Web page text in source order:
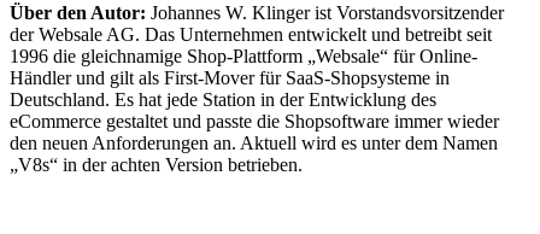
Über den Autor: Johannes W. Klinger ist Vorstandsvorsitzender
der Websale AG. Das Unternehmen entwickelt und betreibt seit
1996 die gleichnamige Shop-Plattform „Websale“ für Online-
Händler und gilt als First-Mover für SaaS-Shopsysteme in
Deutschland. Es hat jede Station in der Entwicklung des
eCommerce gestaltet und passte die Shopsoftware immer wieder
den neuen Anforderungen an. Aktuell wird es unter dem Namen
„V8s“ in der achten Version betrieben.